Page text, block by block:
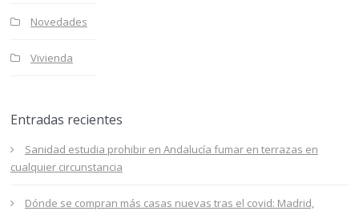
Novedades
Vivienda
Entradas recientes
Sanidad estudia prohibir en Andalucía fumar en terrazas en
cualquier circunstancia
Dónde se compran más casas nuevas tras el covid: Madrid,